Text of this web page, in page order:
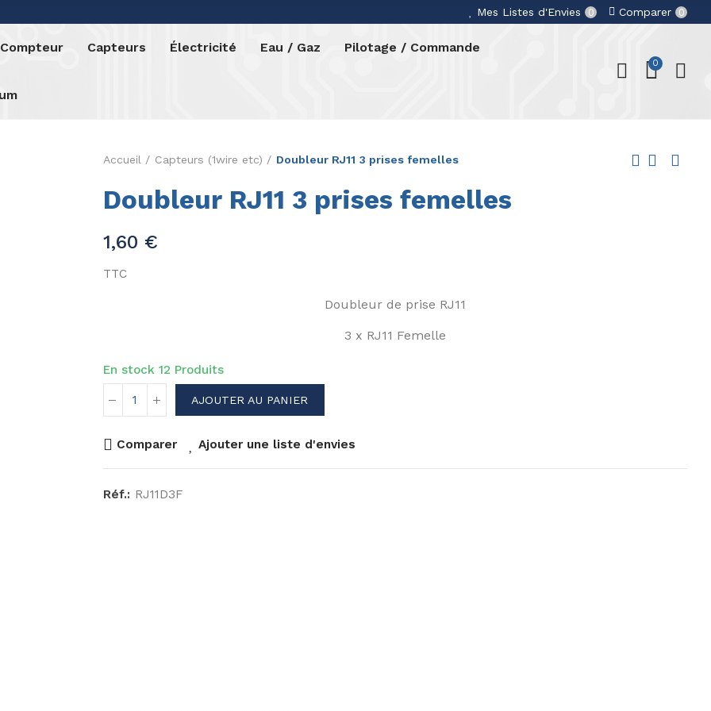
Mes Listes d'Envies 0 Comparer 0
Capteurs Électricité Eau / Gaz Pilotage / Commande
0
Accueil Capteurs (1wire etc) Doubleur RJ11 3 prises femelles
Doubleur RJ11 3 prises femelles
1,60 €
TTC
Doubleur de prise RJ11
3 x RJ11 Femelle
En stock 12 Produits
AJOUTER AU PANIER
Comparer Ajouter une liste d'envies
Réf.: RJ11D3F